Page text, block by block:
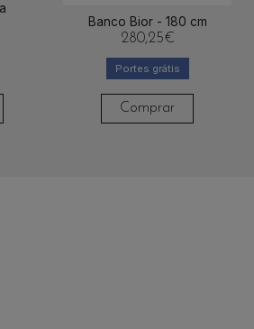
Banco Bior - 180 cm
280,25€
Portes grátis
Comprar